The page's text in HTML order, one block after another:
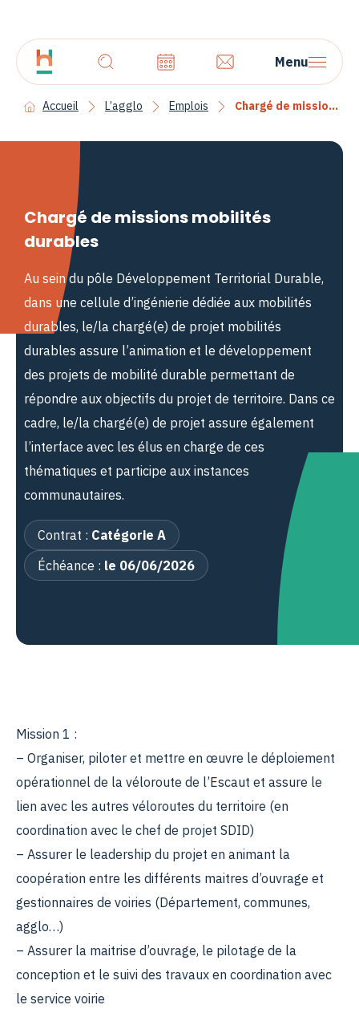
Menu
Accueil L’agglo Emplois Chargé de missions mobilités durables
Chargé de missions mobilités
durables
Au sein du pôle Développement Territorial Durable,
dans une cellule d’ingénierie dédiée aux mobilités
durables, le/la chargé(e) de projet mobilités
durables assure l’animation et le développement
des projets de mobilité durable permettant de
répondre aux objectifs du projet de territoire. Dans ce
cadre, le/la chargé(e) de projet assure également
l’interface avec les élus en charge de ces
thématiques et participe aux instances
communautaires.
Contrat : Catégorie A
Échéance : le 06/06/2026
Mission 1 :
– Organiser, piloter et mettre en œuvre le déploiement
opérationnel de la véloroute de l’Escaut et assure le
lien avec les autres véloroutes du territoire (en
coordination avec le chef de projet SDID)
– Assurer le leadership du projet en animant la
coopération entre les différents maitres d’ouvrage et
gestionnaires de voiries (Département, communes,
agglo…)
– Assurer la maitrise d’ouvrage, le pilotage de la
conception et le suivi des travaux en coordination avec
le service voirie